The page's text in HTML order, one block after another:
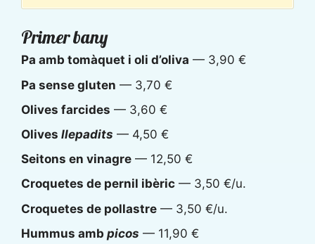
Primer bany
Pa amb tomàquet i oli d’oliva — 3,90 €
Pa sense gluten — 3,70 €
Olives farcides — 3,60 €
Olives llepadits — 4,50 €
Seitons en vinagre — 12,50 €
Croquetes de pernil ibèric — 3,50 €/u.
Croquetes de pollastre — 3,50 €/u.
Hummus amb picos — 11,90 €